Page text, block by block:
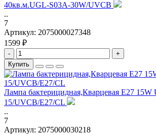
40кв.м.UGL-S03A-30W/UVCB
..
7
Артикул: 2075000027348
1599 ₽
-
+
Купить
Лампа бактерицидная,Кварцевая E27
15/UVCB/E27/CL
..
7
Артикул: 2075000030218